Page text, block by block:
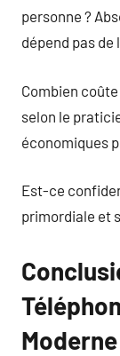
personne ?
dépend pas de
Combien
selon le
économiques
Est-ce
primordiale et
Moderne